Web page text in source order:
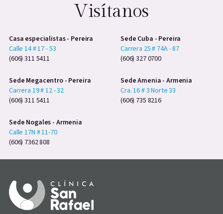
Visítanos
Casa especialistas - Pereira
Calle 14 # 17 - 53
(606) 311 5411
Sede Cuba - Pereira
Carrera 25 # 74A - 87
(606) 327 0700
Sede Megacentro - Pereira
Carrera 19 # 12 - 32
(606) 311 5411
Sede Amenia - Armenia
Cra. 16 # 3 Norte 33
(606) 735 8216
Sede Nogales - Armenia
Calle 17N # 11-70
(606) 7362 808